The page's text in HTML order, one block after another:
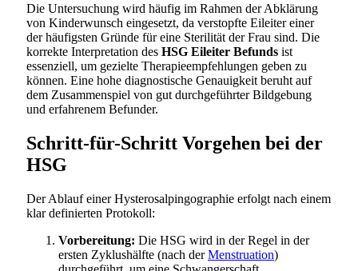
Die Untersuchung wird häufig im Rahmen der Abklärung
von Kinderwunsch eingesetzt, da verstopfte Eileiter einer
der häufigsten Gründe für eine Sterilität der Frau sind. Die
korrekte Interpretation des HSG Eileiter Befunds ist
essenziell, um gezielte Therapieempfehlungen geben zu
können. Eine hohe diagnostische Genauigkeit beruht auf
dem Zusammenspiel von gut durchgeführter Bildgebung
und erfahrenem Befunder.
Schritt-für-Schritt Vorgehen bei der
HSG
Der Ablauf einer Hysterosalpingographie erfolgt nach einem
klar definierten Protokoll:
Vorbereitung: Die HSG wird in der Regel in der
ersten Zyklushälfte (nach derMenstruation)